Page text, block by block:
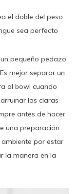
el doble del peso
sea perfecto
pequeño pedazo
mejor separar un
al bowl cuando
las claras
antes de hacer
una preparación
por estar
la manera en la